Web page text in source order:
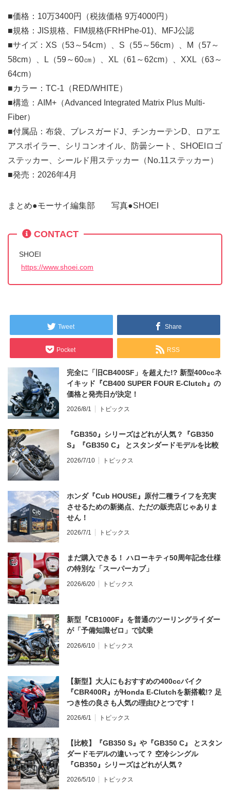
■価格：10万3400円（税抜価格 9万4000円）
■規格：JIS規格、FIM規格(FRHPhe-01)、MFJ公認
■サイズ：XS（53～54cm）、S（55～56cm）、M（57～
58cm）、L（59～60㎝）、XL（61～62cm）、XXL（63～
64cm）
■カラー：TC-1（RED/WHITE）
■構造：AIM+（Advanced Integrated Matrix Plus Multi-
Fiber）
■付属品：布袋、ブレスガードJ、チンカーテンD、ロアエ
アスポイラー、シリコンオイル、防曇シート、SHOEIロゴ
ステッカー、シールド用ステッカー（No.11ステッカー）
■発売：2026年4月
まとめ●モーサイ編集部 写真●SHOEI
CONTACT
SHOEI
https://www.shoei.com
Tweet Share
Pocket RSS
完全に「旧CB400SF」を超えた!? 新型400ccネ
イキッド『CB400 SUPER FOUR E-Clutch』の
価格と発売日が決定！
2026/8/1 トピックス
『GB350』シリーズはどれが人気？『GB350
S』『GB350 C』 とスタンダードモデルを比較
2026/7/10 トピックス
ホンダ『Cub HOUSE』原付二種ライフを充実
させるための新拠点、ただの販売店じゃありま
せん！
2026/7/1 トピックス
まだ購入できる！ ハローキティ50周年記念仕様
の特別な「スーパーカブ」
2026/6/20 トピックス
新型『CB1000F』を普通のツーリングライダー
が「予備知識ゼロ」で試乗
2026/6/10 トピックス
【新型】大人にもおすすめの400ccバイク
『CBR400R』がHonda E-Clutchを新搭載!? 足
つき性の良さも人気の理由ひとつです！
2026/6/1 トピックス
【比較】『GB350 S』や『GB350 C』 とスタン
ダードモデルの違いって？ 空冷シングル
『GB350』シリーズはどれが人気？
2026/5/10 トピックス